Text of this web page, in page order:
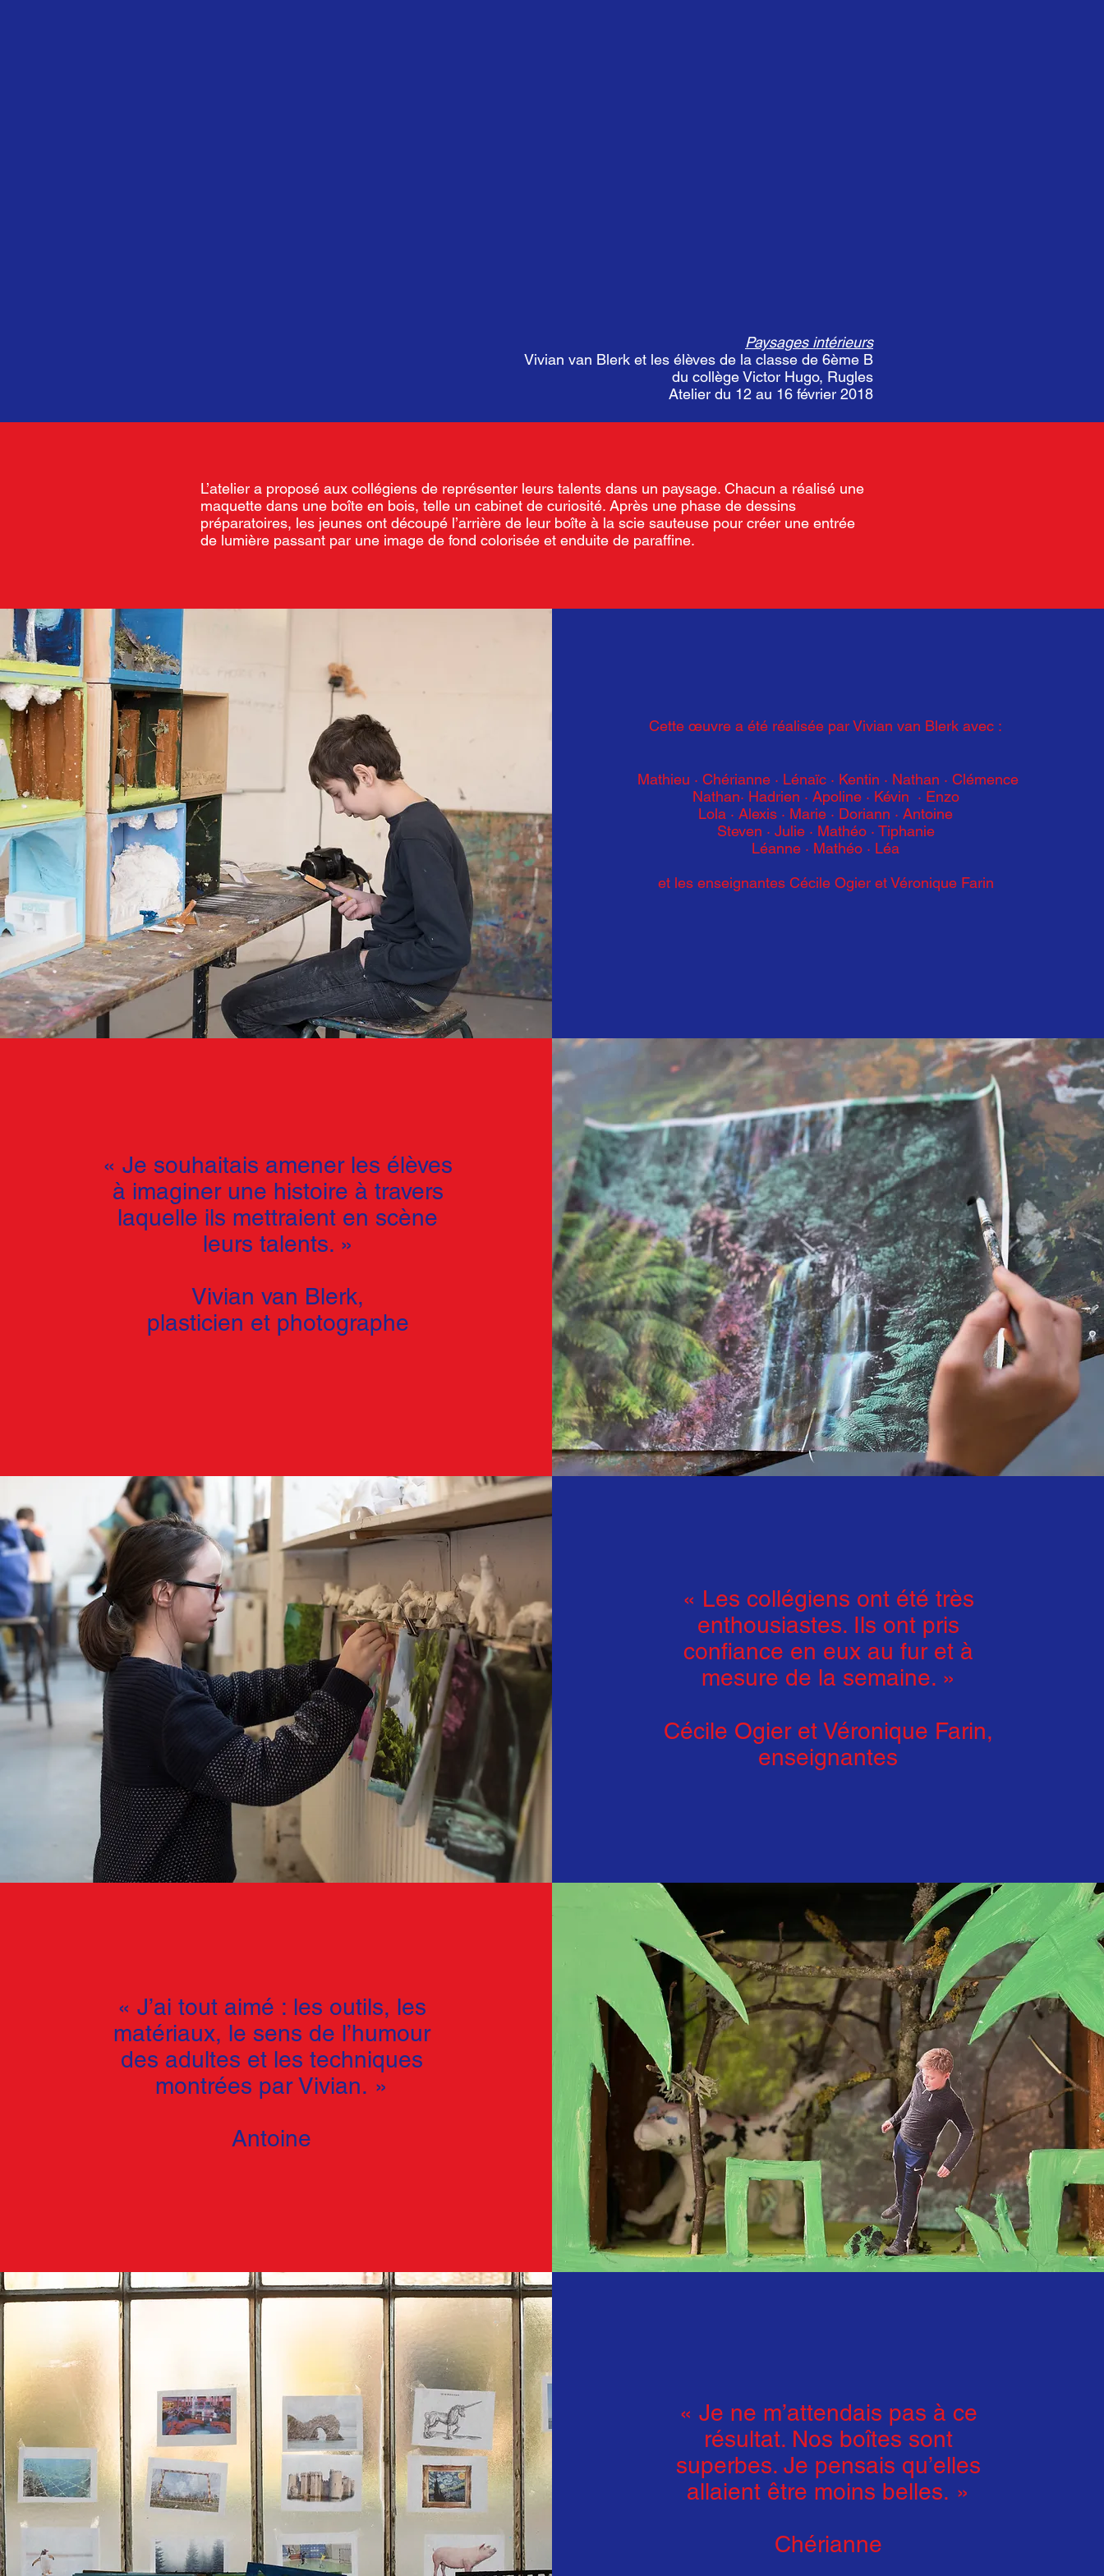
Paysages intérieurs
Vivian van Blerk et les élèves de la classe de 6ème B
du collège Victor Hugo, Rugles
Atelier du 12 au 16 février 2018
L’atelier a proposé aux collégiens de représenter leurs talents dans un paysage. Chacun a réalisé une
maquette dans une boîte en bois, telle un cabinet de curiosité. Après une phase de dessins
préparatoires, les jeunes ont découpé l’arrière de leur boîte à la scie sauteuse pour créer une entrée
de lumière passant par une image de fond colorisée et enduite de paraffine.
Cette œuvre a été réalisée par Vivian van Blerk avec :
Mathieu · Chérianne · Lénaïc · Kentin · Nathan · Clémence
Nathan· Hadrien · Apoline · Kévin · Enzo
Lola · Alexis · Marie · Doriann · Antoine
Steven · Julie · Mathéo · Tiphanie
Léanne · Mathéo · Léa
et les enseignantes Cécile Ogier et Véronique Farin
« Je souhaitais amener les élèves
à imaginer une histoire à travers
laquelle ils mettraient en scène
leurs talents. »
Vivian van Blerk,
plasticien et photographe
« Les collégiens ont été très
enthousiastes. Ils ont pris
confiance en eux au fur et à
mesure de la semaine. »
Cécile Ogier et Véronique Farin,
enseignantes
« J’ai tout aimé : les outils, les
matériaux, le sens de l’humour
des adultes et les techniques
montrées par Vivian. »
Antoine
« Je ne m’attendais pas à ce
résultat. Nos boîtes sont
superbes. Je pensais qu’elles
allaient être moins belles. »
Chérianne